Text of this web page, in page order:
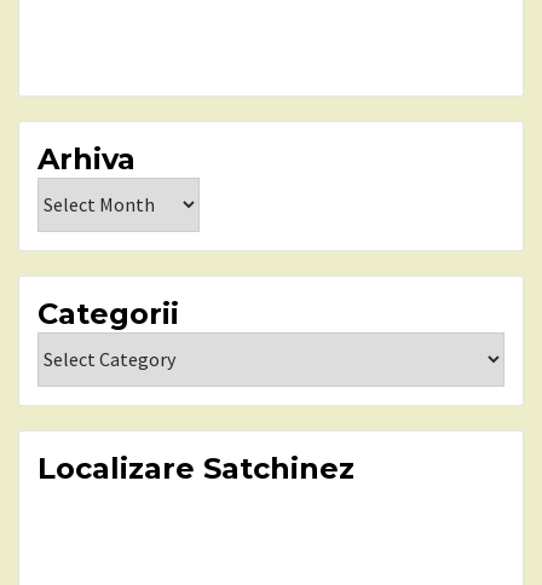
Arhiva
Categorii
Localizare Satchinez